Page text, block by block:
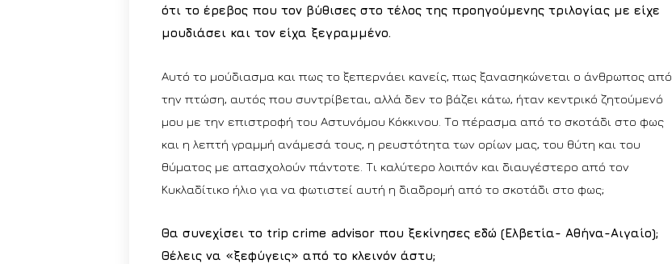
ότι το έρεβος που τον βύθισες στο τέλος της προηγούμενης τριλογίας με είχε
μουδιάσει και τον είχα ξεγραμμένο.
Αυτό το μούδιασμα και πως το ξεπερνάει κανείς, πως ξανασηκώνεται ο άνθρωπος από
την πτώση, αυτός που συντρίβεται, αλλά δεν το βάζει κάτω, ήταν κεντρικό ζητούμενό
μου με την επιστροφή του Αστυνόμου Κόκκινου. Το πέρασμα από το σκοτάδι στο φως
και η λεπτή γραμμή ανάμεσά τους, η ρευστότητα των ορίων μας, του θύτη και του
θύματος με απασχολούν πάντοτε. Τι καλύτερο λοιπόν και διαυγέστερο από τον
Κυκλαδίτικο ήλιο για να φωτιστεί αυτή η διαδρομή από το σκοτάδι στο φως;
Θα συνεχίσει το trip crime advisor που ξεκίνησες εδώ (Ελβετία- Αθήνα-Αιγαίο);
Θέλεις να «ξεφύγεις» από το κλεινόν άστυ;